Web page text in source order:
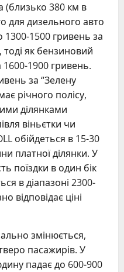
(близько 380 км в
для дизельного авто
1500 гривень за
тоді як бензиновий
1900 гривень.
за “Зелену
річного полісу,
ділянками
віньєтки чи
обійдеться в 15-30
платної ділянки. У
поїздки в один бік
в діапазоні 2300-
відповідає ціні
змінюється,
пасажирів. У
падає до 600-900